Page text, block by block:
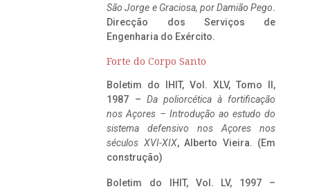
São Jorge e Graciosa, por Damião Pego.
Direcção dos Serviços de
Engenharia do Exército.
Forte do Corpo Santo
Boletim do IHIT, Vol. XLV, Tomo II,
1987 – Da poliorcética à fortificação
nos Açores – Introdução ao estudo do
sistema defensivo nos Açores nos
séculos XVI-XIX, Alberto Vieira. (Em
construção)
Boletim do IHIT, Vol. LV, 1997 –